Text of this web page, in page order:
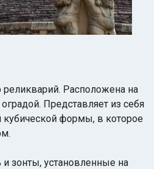
реликварий. Расположена на
Представляет из себя
формы, в которое
зонты, установленные на